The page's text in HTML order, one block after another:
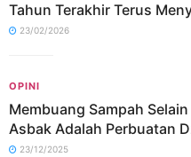
Tahun Terakhir Terus
23/02/2026
OPINI
Membuang Sampah
Asbak Adalah Perbuatan
23/12/2025